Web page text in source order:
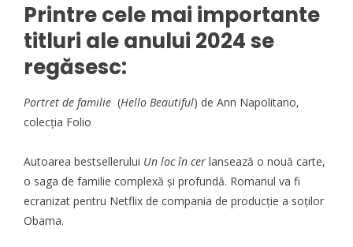
Printre cele mai importante
titluri ale anului 2024 se
regăsesc:
Portret de familie (Hello Beautiful) de Ann Napolitano,
colecția Folio
Autoarea bestsellerului Un loc în cer lansează o nouă carte,
o saga de familie complexă și profundă. Romanul va fi
ecranizat pentru Netflix de compania de producție a soților
Obama.